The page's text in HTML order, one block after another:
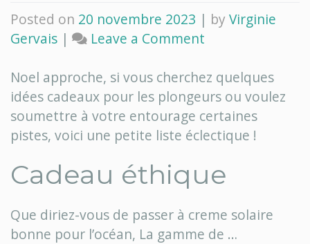
Posted on 20 novembre 2023 | byVirginie
Gervais | Leave a Comment
idées
cadeaux
Noel approche, si vous cherchez quelques
idées cadeaux pour les plongeurs ou voulez
soumettre à votre entourage certaines
pistes, voici une petite liste éclectique !
Cadeau éthique
Que diriez-vous de passer à creme solaire
bonne pour l’océan, La gamme de …